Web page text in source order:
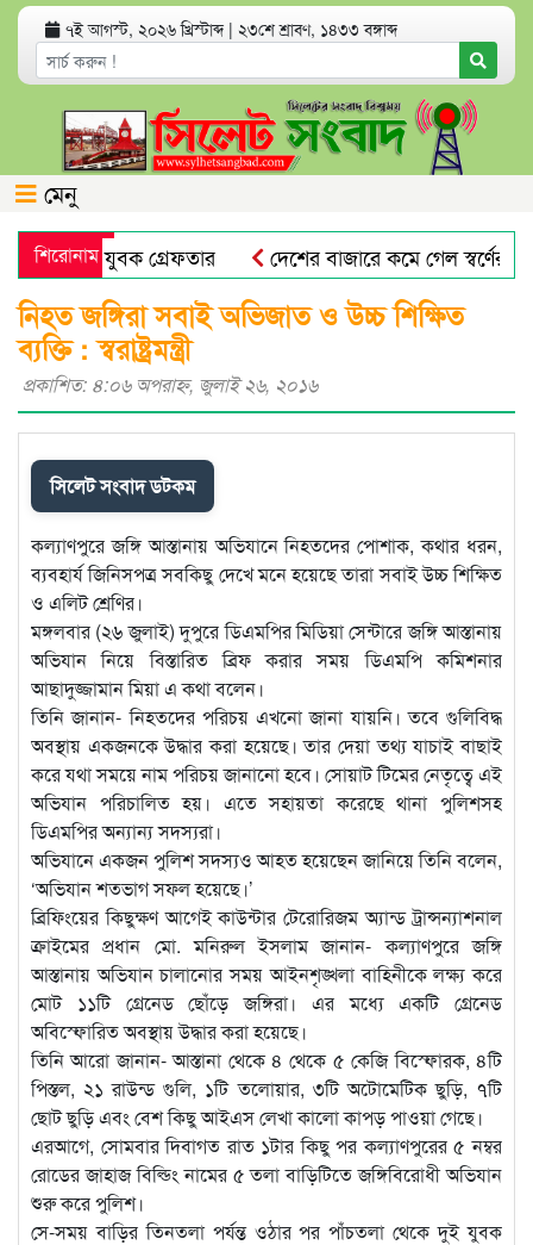
৭ই আগস্ট, ২০২৬ খ্রিস্টাব্দ | ২৩শে শ্রাবণ, ১৪৩৩ বঙ্গাব্দ
মেনু
শিরোনামযুবক গ্রেফতার
দেশের বাজারে কমে গেল স্বর্ণের দাম
প্রভাষক পরিচয়ে খাতা মূল্যায়ন, আসলে কলেজের অফিস
নিহত জঙ্গিরা সবাই অভিজাত ও উচ্চ শিক্ষিত
ব্যক্তি : স্বরাষ্ট্রমন্ত্রী
প্রকাশিত: ৪:০৬ অপরাহ্ণ, জুলাই ২৬, ২০১৬
সিলেট সংবাদ ডটকম
কল্যাণপুরে জঙ্গি আস্তানায় অভিযানে নিহতদের পোশাক, কথার ধরন,
ব্যবহার্য জিনিসপত্র সবকিছু দেখে মনে হয়েছে তারা সবাই উচ্চ শিক্ষিত
ও এলিট শ্রেণির।
মঙ্গলবার (২৬ জুলাই) দুপুরে ডিএমপির মিডিয়া সেন্টারে জঙ্গি আস্তানায়
অভিযান নিয়ে বিস্তারিত ব্রিফ করার সময় ডিএমপি কমিশনার
আছাদুজ্জামান মিয়া এ কথা বলেন।
তিনি জানান- নিহতদের পরিচয় এখনো জানা যায়নি। তবে গুলিবিদ্ধ
অবস্থায় একজনকে উদ্ধার করা হয়েছে। তার দেয়া তথ্য যাচাই বাছাই
করে যথা সময়ে নাম পরিচয় জানানো হবে। সোয়াট টিমের নেতৃত্বে এই
অভিযান পরিচালিত হয়। এতে সহায়তা করেছে থানা পুলিশসহ
ডিএমপির অন্যান্য সদস্যরা।
অভিযানে একজন পুলিশ সদস্যও আহত হয়েছেন জানিয়ে তিনি বলেন,
‘অভিযান শতভাগ সফল হয়েছে।’
ব্রিফিংয়ের কিছুক্ষণ আগেই কাউন্টার টেরোরিজম অ্যান্ড ট্রান্সন্যাশনাল
ক্রাইমের প্রধান মো. মনিরুল ইসলাম জানান- কল্যাণপুরে জঙ্গি
আস্তানায় অভিযান চালানোর সময় আইনশৃঙ্খলা বাহিনীকে লক্ষ্য করে
মোট ১১টি গ্রেনেড ছোঁড়ে জঙ্গিরা। এর মধ্যে একটি গ্রেনেড
অবিস্ফোরিত অবস্থায় উদ্ধার করা হয়েছে।
তিনি আরো জানান- আস্তানা থেকে ৪ থেকে ৫ কেজি বিস্ফোরক, ৪টি
পিস্তল, ২১ রাউন্ড গুলি, ১টি তলোয়ার, ৩টি অটোমেটিক ছুড়ি, ৭টি
ছোট ছুড়ি এবং বেশ কিছু আইএস লেখা কালো কাপড় পাওয়া গেছে।
এরআগে, সোমবার দিবাগত রাত ১টার কিছু পর কল্যাণপুরের ৫ নম্বর
রোডের জাহাজ বিল্ডিং নামের ৫ তলা বাড়িটিতে জঙ্গিবিরোধী অভিযান
শুরু করে পুলিশ।
সে-সময় বাড়ির তিনতলা পর্যন্ত ওঠার পর পাঁচতলা থেকে দুই যুবক